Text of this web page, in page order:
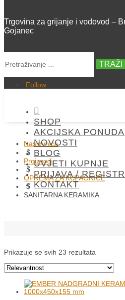
Trgovina za grijanje i vodovod –
Gojanec
TRAŽI
Follow

SHOP
AKCIJSKA PONUDA
NOVOSTI
BLOG
UVJETI KUPNJE
PRIJAVA /
KONTAKT
Naslovnica
$
Proizvodi
$
OPREMA ZA KUPAONICE
$
SANITARNA KERAMIKA
Prikazuje se svih 23 rezultata